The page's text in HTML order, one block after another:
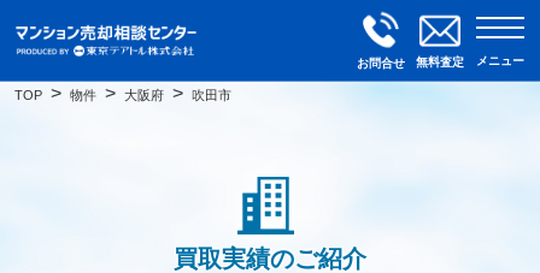
お問合せ 無料査定 メニュー
TOP 物件 大阪府 吹田市
買取実績のご紹介